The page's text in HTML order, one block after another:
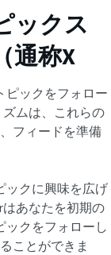
ックス
通称X
ピックをフォロー
ムは、これらの
フィードを準備
ックに興味を広げ
あなたを初期の
ックをフォローし
ことができま